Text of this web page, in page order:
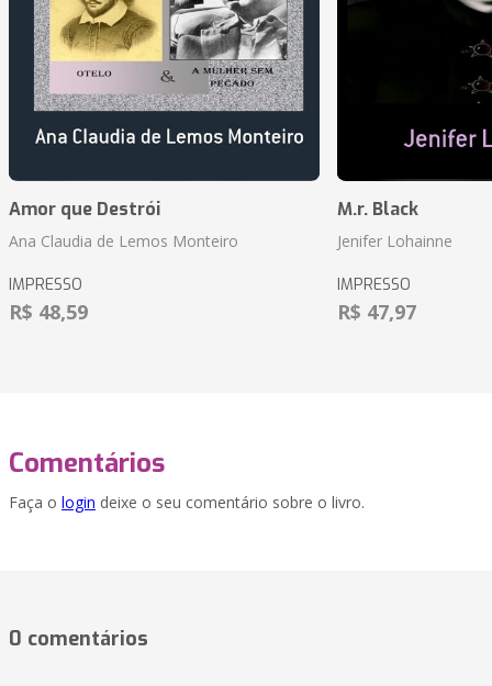
Amor que Destrói
Ana Claudia de Lemos Monteiro
IMPRESSO
R$ 48,59
M.r. Black
Jenifer Lohainne
IMPRESSO
R$ 47,97
Comentários
Faça o login deixe o seu comentário sobre o livro.
0 comentários